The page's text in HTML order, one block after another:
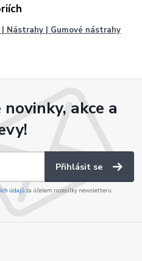
Nástrahy | Gumové nástrahy
akce a
Přihlásit se
údajůza účelem rozesílky newsletteru.